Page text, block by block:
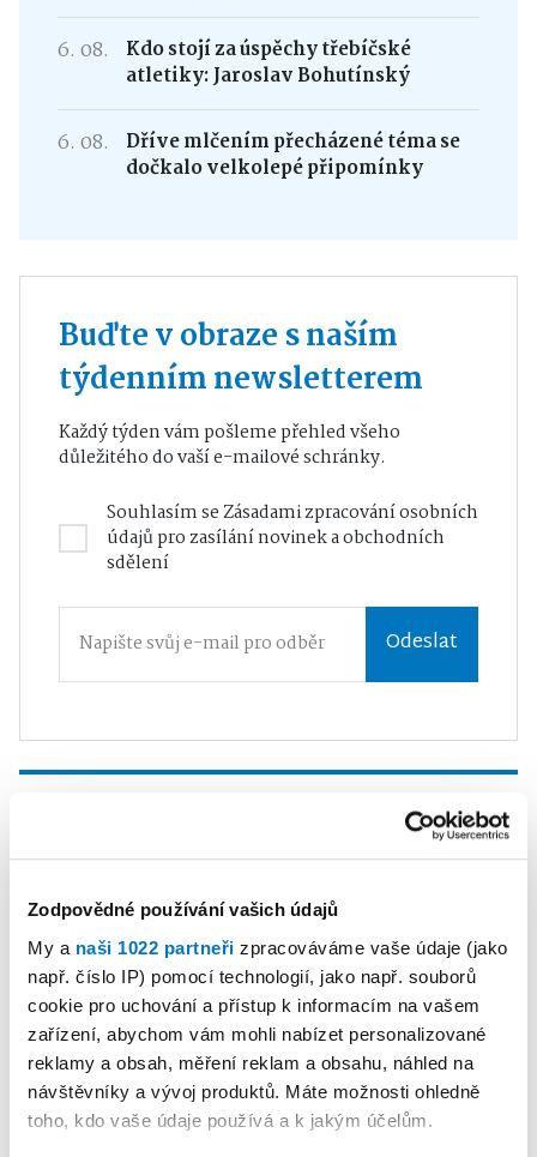
Zodpovědné používání vašich údajů
My a naši 1022 partneři zpracováváme vaše údaje (jako
např. číslo IP) pomocí technologií, jako např. souborů
cookie pro uchování a přístup k informacím na vašem
zařízení, abychom vám mohli nabízet personalizované
reklamy a obsah, měření reklam a obsahu, náhled na
návštěvníky a vývoj produktů. Máte možnosti ohledně
toho, kdo vaše údaje používá a k jakým účelům.
6. 08.
Kdo stojí za úspěchy třebíčské
atletiky: Jaroslav Bohutínský
6. 08.
Dříve mlčením přecházené téma se
dočkalo velkolepé připomínky
Buďte v obraze s naším
týdenním newsletterem
Každý týden vám pošleme přehled všeho
důležitého do vaší e-mailové schránky.
Souhlasím seZásadami zpracování osobních
údajůpro zasílání novinek a obchodních
sdělení
Odeslat
1 Aktuálně•V Třebíči vypukla
panika! Kde je voda?
ReklamaKoupit reklamu